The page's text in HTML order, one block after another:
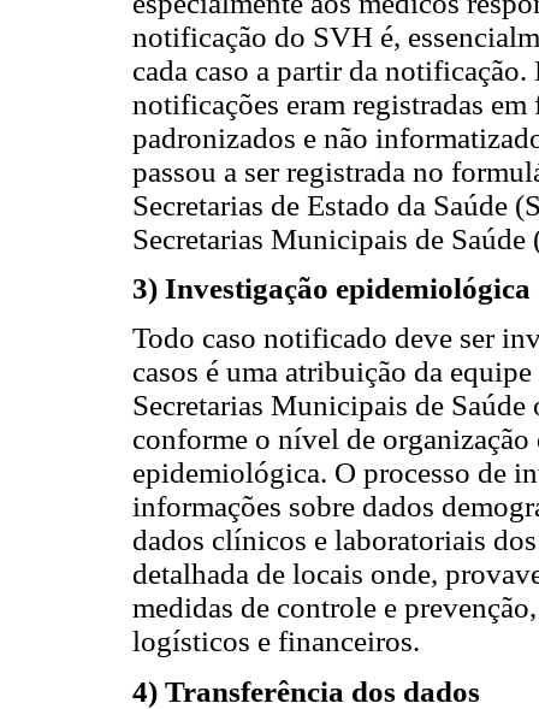
notificação do SVH é,
cada caso a partir da
notificações eram registradas
padronizados e não
passou a ser registrada no
Secretarias de Estado da Saúde
Secretarias Municipais de Saúde
3) Investigação epidemiológica
Todo caso notificado deve ser
casos é uma atribuição da
Secretarias Municipais de
conforme o nível de
epidemiológica. O processo de
informações sobre dados
dados clínicos e laboratoriais
detalhada de locais onde,
medidas de controle e
logísticos e financeiros.
4) Transferência dos dados